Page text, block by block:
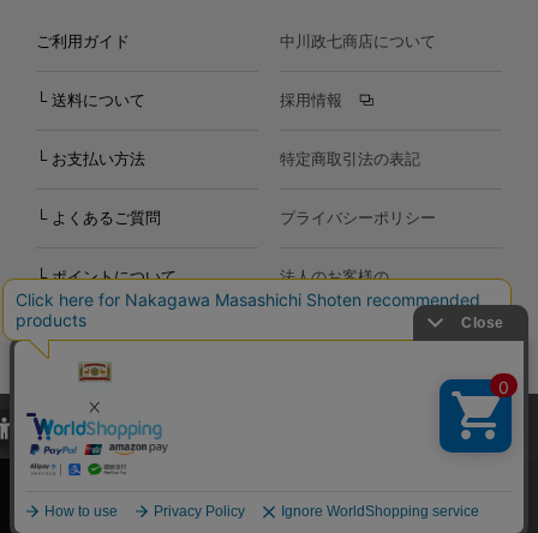
ご利用ガイド
└ 送料について
└ お支払い方法
└ よくあるご質問
└ ポイントについて
お問い合わせ
中川政七商店について
採用情報
特定商取引法の表記
プライバシーポリシー
法人のお客様の
お問い合わせ
Copyright©2000-2026
Nakagawa Masashichi Shoten All Rights Reserved.
当サイトでは、当サイト内における閲覧履歴・属性情報などの取得およ
び利便性向上のためにクッキー（Cookie）を使用いたします。詳細に
関しては「プライバシーポリシー
承諾する